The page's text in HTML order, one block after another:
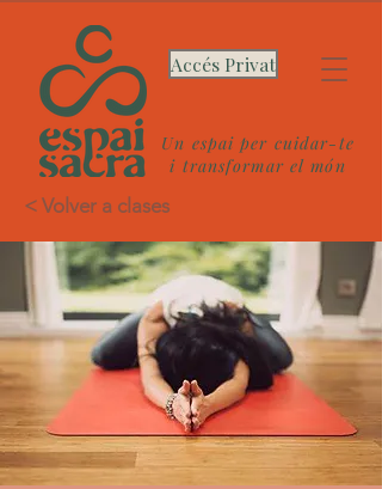
Accés Privat
Un espai per cuidar-te
i transformar el món
< Volver a clases